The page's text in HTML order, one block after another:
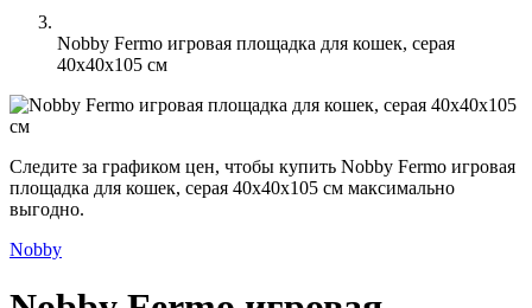
Nobby Fermo игровая площадка для кошек, серая
40х40х105 см
Следите за графиком цен, чтобы купить Nobby Fermo игровая
площадка для кошек, серая 40х40х105 см максимально
выгодно.
Nobby